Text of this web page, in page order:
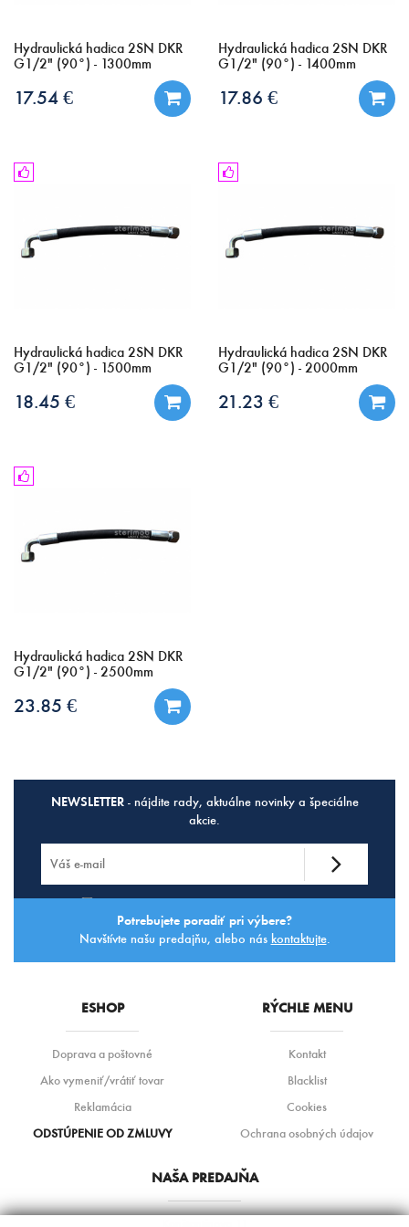
Hydraulická hadica 2SN DKR
G1/2" (90°) - 1300mm
17.54 €
Hydraulická hadica 2SN DKR
G1/2" (90°) - 1400mm
17.86 €
Hydraulická hadica 2SN DKR
G1/2" (90°) - 1500mm
18.45 €
Hydraulická hadica 2SN DKR
G1/2" (90°) - 2000mm
21.23 €
Hydraulická hadica 2SN DKR
G1/2" (90°) - 2500mm
23.85 €
NEWSLETTER- nájdite rady, aktuálne novinky a špeciálne
akcie.
Potrebujete poradiť pri výbere?
Navštívte našu predajňu, alebo nás kontaktujte.
ESHOP
Doprava a poštovné
Ako vymeniť/vrátiť tovar
Reklamácia
ODSTÚPENIE OD ZMLUVY
RÝCHLE MENU
Kontakt
Blacklist
Cookies
Ochrana osobných údajov
NAŠA PREDAJŇA